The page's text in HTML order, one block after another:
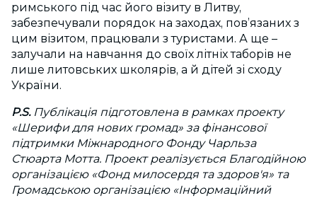
римського під час його візиту в Литву,
забезпечували порядок на заходах, пов’язаних з
цим візитом, працювали з туристами. А ще –
залучали на навчання до своїх літніх таборів не
лише литовських школярів, а й дітей зі сходу
України.
P.S.Публікація підготовлена в рамках проекту
«Шерифи для нових громад» за фінансової
підтримки Міжнародного Фонду Чарльза
Стюарта Мотта. Проект реалізується Благодійною
організацією «Фонд милосердя та здоров'я» та
Громадською організацією «Інформаційний